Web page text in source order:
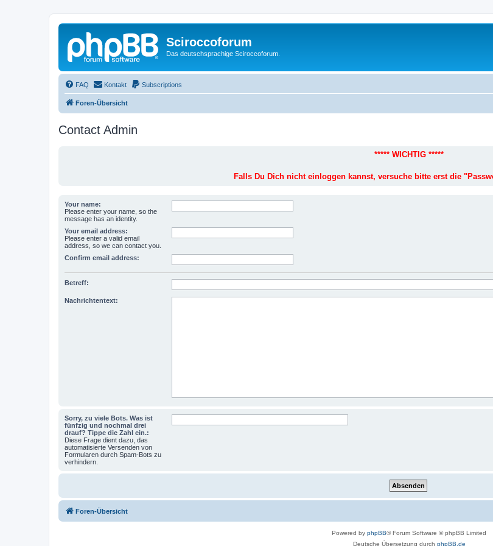
Sciroccoforum
Das deutschsprachige Sciroccoforum.
FAQ Kontakt Subscriptions
Foren-Übersicht
Contact Admin
***** WICHTIG *****
Falls Du Dich nicht einloggen kannst, versuche bitte erst die
Your name:
Please enter your name, so the
message has an identity.
Your email address:
Please enter a valid email
address, so we can contact you.
Confirm email address:
Betreff:
Nachrichtentext:
Sorry, zu viele Bots. Was ist
fünfzig und nochmal drei
drauf? Tippe die Zahl ein.:
Diese Frage dient dazu, das
automatisierte Versenden von
Formularen durch Spam-Bots zu
verhindern.
Foren-Übersicht
Powered by phpBB® Forum Software © phpBB Limited
Deutsche Übersetzung durch phpBB.de